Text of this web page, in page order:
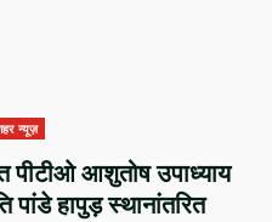
न्यूज़
पीटीओ आशुतोष उपाध्याय
पांडे हापुड़ स्थानांतरित